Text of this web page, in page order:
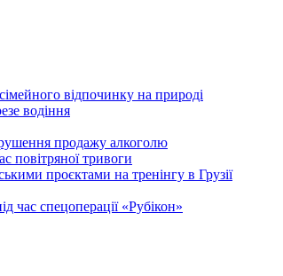
відпочинку на природі
водіння
продажу алкоголю
повітряної тривоги
проєктами на тренінгу в Грузії
час спецоперації «Рубікон»